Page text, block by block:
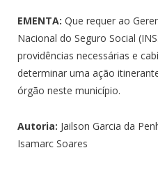
EMENTA: Que requer ao
Nacional do Seguro Social
providências necessárias e
determinar uma ação
órgão neste município.
Autoria: Jailson Garcia da
Isamarc Soares